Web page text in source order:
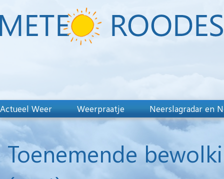
Actueel Weer Weerpraatje Neerslagradar en
Toenemende